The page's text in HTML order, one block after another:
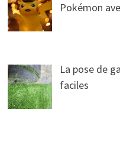
Pokémon
La pose de
faciles